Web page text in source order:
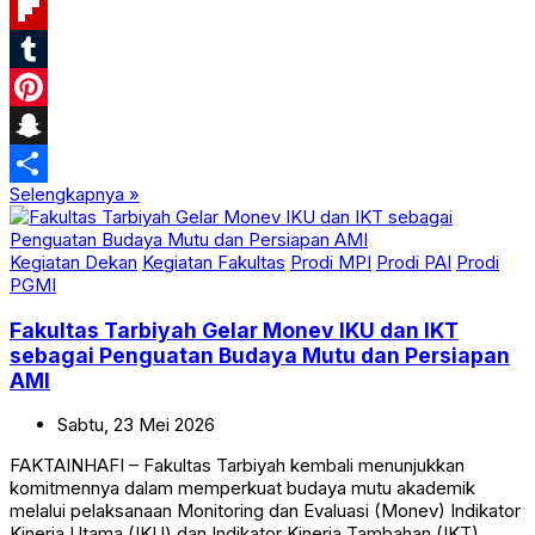
Yahoo
Mail
Flipboard
Tumblr
Pinterest
Snapchat
Share
Selengkapnya »
Kegiatan Dekan Kegiatan Fakultas Prodi MPI Prodi PAI Prodi
PGMI
Fakultas Tarbiyah Gelar Monev IKU dan IKT
sebagai Penguatan Budaya Mutu dan Persiapan
AMI
Sabtu, 23 Mei 2026
FAKTAINHAFI – Fakultas Tarbiyah kembali menunjukkan
komitmennya dalam memperkuat budaya mutu akademik
melalui pelaksanaan Monitoring dan Evaluasi (Monev) Indikator